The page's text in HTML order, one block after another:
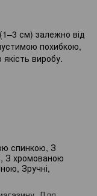
см) залежно від
похибкою,
виробу.
спинкою, З
З хромованою
Зручні,